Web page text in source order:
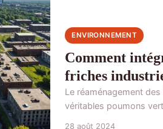
ENVIRONNEMENT
Comment
friches
Le réaménagement
véritables poumons
28 août 2024